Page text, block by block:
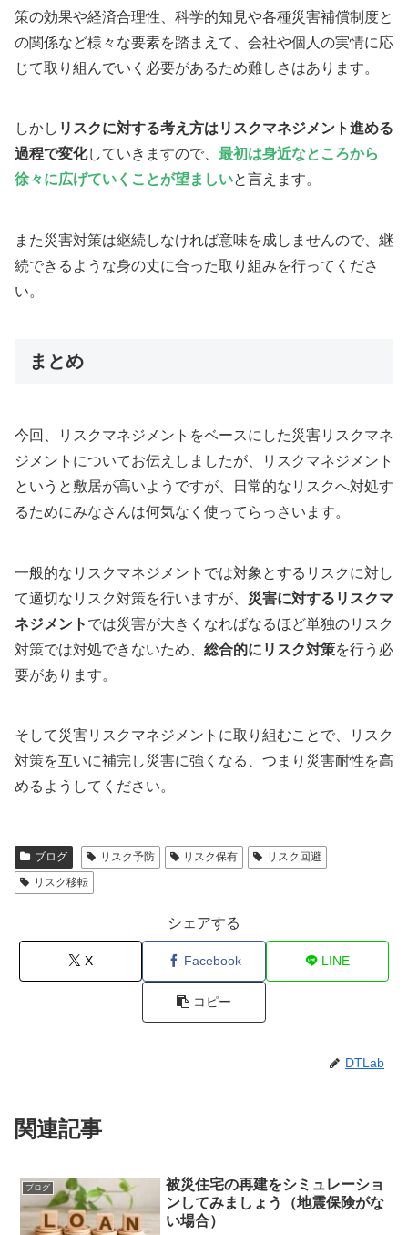
策の効果や経済合理性、科学的知見や各種災害補償制度と
の関係など様々な要素を踏まえて、会社や個人の実情に応
じて取り組んでいく必要があるため難しさはあります。
しかし リスクに対する考え方はリスクマネジメント進める
過程で変化していきますので、 最初は身近なところから
徐々に広げていくことが望ましいと言えます。
また災害対策は継続しなければ意味を成しませんので、継
続できるような身の丈に合った取り組みを行ってくださ
い。
まとめ
今回、リスクマネジメントをベースにした災害リスクマネ
ジメントについてお伝えしましたが、リスクマネジメント
というと敷居が高いようですが、日常的なリスクへ対処す
るためにみなさんは何気なく使ってらっさいます。
一般的なリスクマネジメントでは対象とするリスクに対し
て適切なリスク対策を行いますが、 災害に対するリスクマ
ネジメント では災害が大きくなればなるほど単独のリスク
対策では対処できないため、 総合的にリスク対策を行う必
要があります。
そして災害リスクマネジメントに取り組むことで、リスク
対策を互いに補完し災害に強くなる、つまり災害耐性を高
めるようしてください。
ブログ リスク予防 リスク保有
リスク回避
リスク移転
シェアする
X Facebook LINE
コピー
DTLab
関連記事
ブログ
被災住宅の再建をシミュレーショ
ンしてみましょう（地震保険がな
い場合）